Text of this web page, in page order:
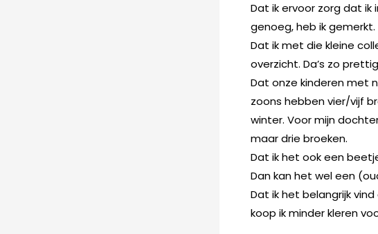
Dat ik ervoor zorg dat ik
genoeg, heb ik gemerkt.
Dat ik met die kleine
overzicht. Da’s zo
Dat onze kinderen met
zoons hebben vier/vijf
winter. Voor mijn
maar drie broeken.
Dat ik het ook een
Dan kan het wel een
Dat ik het belangrijk
koop ik minder kleren